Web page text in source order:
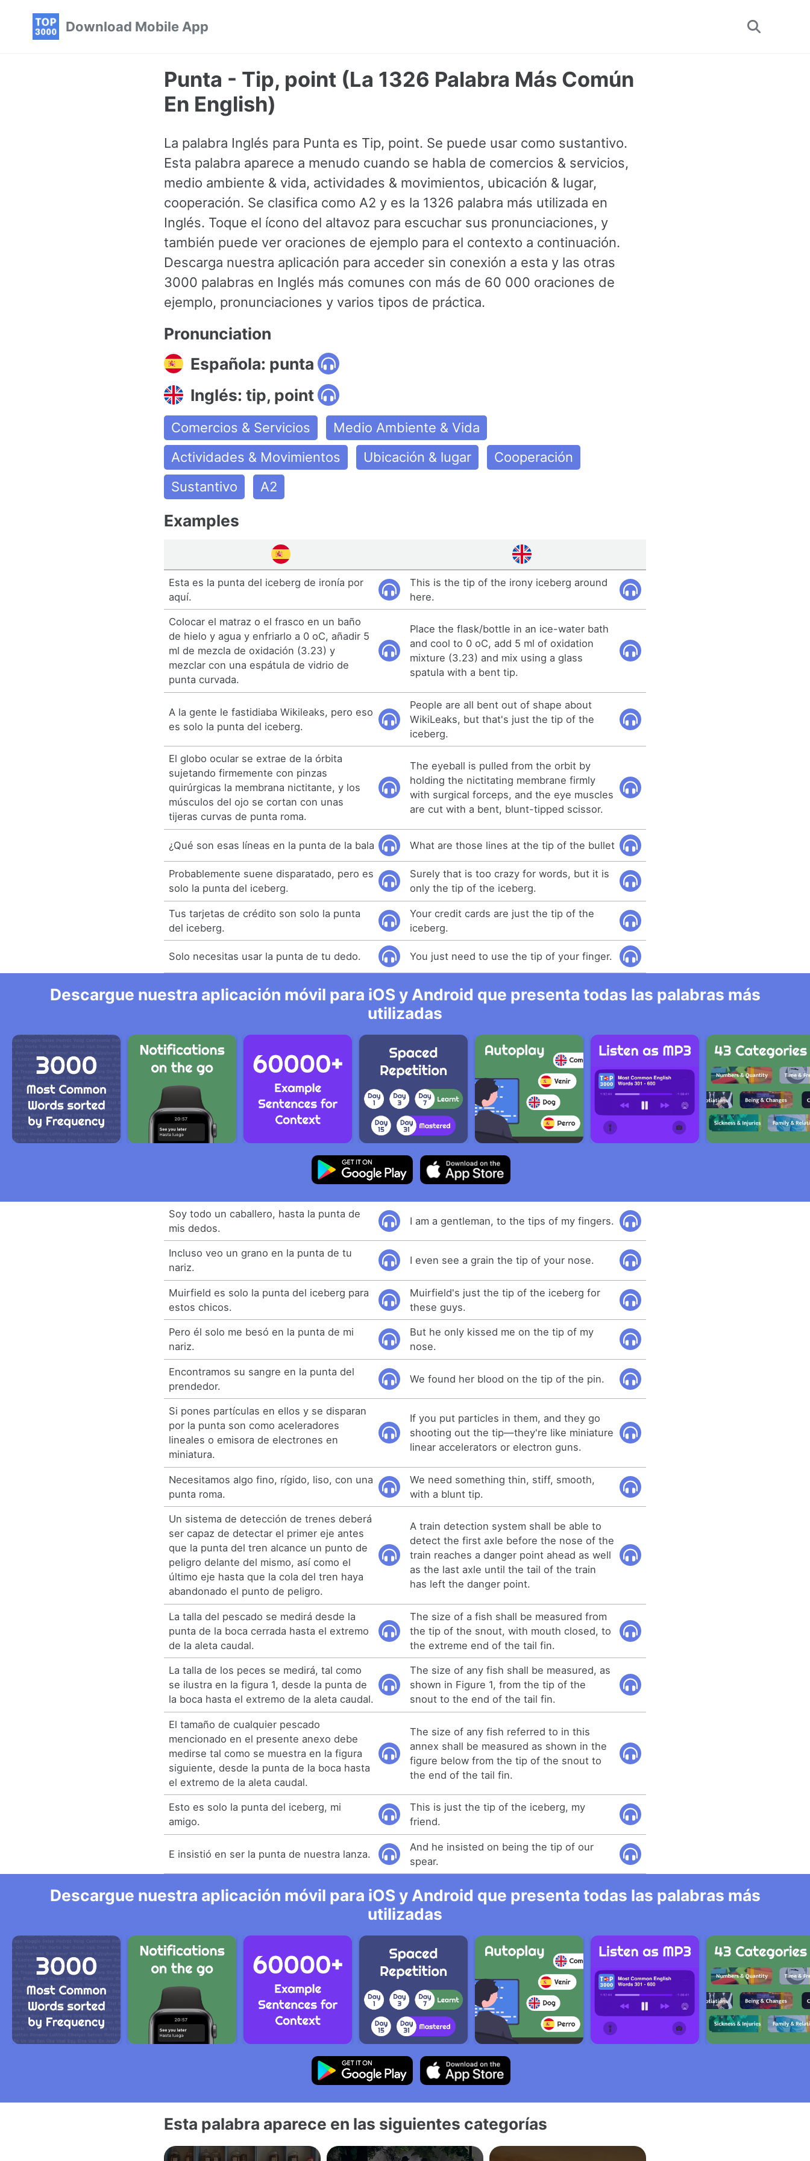
Download Mobile App
Toggle
Punta - Tip, point (La 1326 Palabra Más Común
En English)
La palabra Inglés para Punta es Tip, point. Se puede usar como sustantivo.
Esta palabra aparece a menudo cuando se habla de comercios & servicios,
medio ambiente & vida, actividades & movimientos, ubicación & lugar,
cooperación. Se clasifica como A2 y es la 1326 palabra más utilizada en
Inglés. Toque el ícono del altavoz para escuchar sus pronunciaciones, y
también puede ver oraciones de ejemplo para el contexto a continuación.
Descarga nuestra aplicación para acceder sin conexión a esta y las otras
3000 palabras en Inglés más comunes con más de 60 000 oraciones de
ejemplo, pronunciaciones y varios tipos de práctica.
Pronunciation
Española: punta
Inglés: tip, point
Comercios & Servicios
Medio Ambiente & Vida
Actividades & Movimientos
Ubicación & lugar
Cooperación
Sustantivo
A2
Examples
Esta es la punta del iceberg de ironía por
aquí.
This is the tip of the irony iceberg around
here.
Colocar el matraz o el frasco en un baño
de hielo y agua y enfriarlo a 0 oC, añadir 5
ml de mezcla de oxidación (3.23) y
mezclar con una espátula de vidrio de
punta curvada.
Place the flask/bottle in an ice-water bath
and cool to 0 oC, add 5 ml of oxidation
mixture (3.23) and mix using a glass
spatula with a bent tip.
A la gente le fastidiaba Wikileaks, pero eso
es solo la punta del iceberg.
People are all bent out of shape about
WikiLeaks, but that's just the tip of the
iceberg.
El globo ocular se extrae de la órbita
sujetando firmemente con pinzas
quirúrgicas la membrana nictitante, y los
músculos del ojo se cortan con unas
tijeras curvas de punta roma.
The eyeball is pulled from the orbit by
holding the nictitating membrane firmly
with surgical forceps, and the eye muscles
are cut with a bent, blunt-tipped scissor.
¿Qué son esas líneas en la punta de la bala What are those lines at the tip of the bullet
Probablemente suene disparatado, pero es
solo la punta del iceberg.
Surely that is too crazy for words, but it is
only the tip of the iceberg.
Tus tarjetas de crédito son solo la punta
del iceberg.
Your credit cards are just the tip of the
iceberg.
Solo necesitas usar la punta de tu dedo. You just need to use the tip of your finger.
Descargue nuestra aplicación móvil para iOS y Android que presenta todas las palabras más
utilizadas
Soy todo un caballero, hasta la punta de
mis dedos.
I am a gentleman, to the tips of my fingers.
Incluso veo un grano en la punta de tu
nariz.
I even see a grain the tip of your nose.
Muirfield es solo la punta del iceberg para
estos chicos.
Muirfield's just the tip of the iceberg for
these guys.
Pero él solo me besó en la punta de mi
nariz.
But he only kissed me on the tip of my
nose.
Encontramos su sangre en la punta del
prendedor.
We found her blood on the tip of the pin.
Si pones partículas en ellos y se disparan
por la punta son como aceleradores
lineales o emisora de electrones en
miniatura.
If you put particles in them, and they go
shooting out the tip—they're like miniature
linear accelerators or electron guns.
Necesitamos algo fino, rígido, liso, con una
punta roma.
We need something thin, stiff, smooth,
with a blunt tip.
Un sistema de detección de trenes deberá
ser capaz de detectar el primer eje antes
que la punta del tren alcance un punto de
peligro delante del mismo, así como el
último eje hasta que la cola del tren haya
abandonado el punto de peligro.
A train detection system shall be able to
detect the first axle before the nose of the
train reaches a danger point ahead as well
as the last axle until the tail of the train
has left the danger point.
La talla del pescado se medirá desde la
punta de la boca cerrada hasta el extremo
de la aleta caudal.
The size of a fish shall be measured from
the tip of the snout, with mouth closed, to
the extreme end of the tail fin.
La talla de los peces se medirá, tal como
se ilustra en la figura 1, desde la punta de
la boca hasta el extremo de la aleta caudal.
The size of any fish shall be measured, as
shown in Figure 1, from the tip of the
snout to the end of the tail fin.
El tamaño de cualquier pescado
mencionado en el presente anexo debe
medirse tal como se muestra en la figura
siguiente, desde la punta de la boca hasta
el extremo de la aleta caudal.
The size of any fish referred to in this
annex shall be measured as shown in the
figure below from the tip of the snout to
the end of the tail fin.
Esto es solo la punta del iceberg, mi
amigo.
This is just the tip of the iceberg, my
friend.
E insistió en ser la punta de nuestra lanza.
And he insisted on being the tip of our
spear.
Descargue nuestra aplicación móvil para iOS y Android que presenta todas las palabras más
utilizadas
Esta palabra aparece en las siguientes categorías